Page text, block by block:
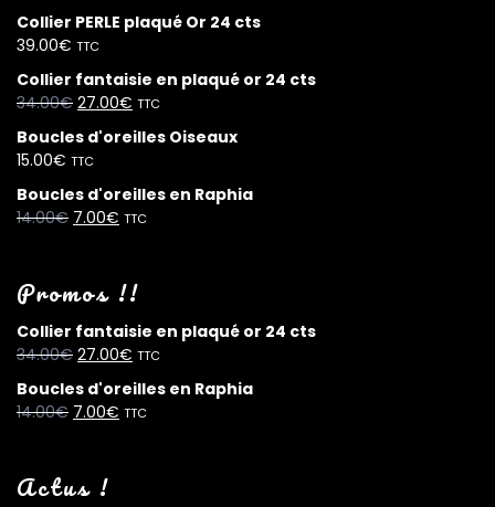
Collier PERLE plaqué Or 24 cts
39.00€ TTC
Collier fantaisie en plaqué or 24 cts
34.00€ 27.00€ TTC
Boucles d'oreilles Oiseaux
15.00€ TTC
Boucles d'oreilles en Raphia
14.00€ 7.00€ TTC
Promos !!
Collier fantaisie en plaqué or 24 cts
34.00€ 27.00€ TTC
Boucles d'oreilles en Raphia
14.00€ 7.00€ TTC
Actus !